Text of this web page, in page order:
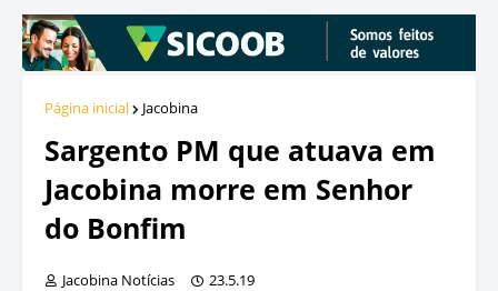
Página inicial Jacobina
Sargento PM que atuava em
Jacobina morre em Senhor
do Bonfim
Jacobina Notícias 23.5.19